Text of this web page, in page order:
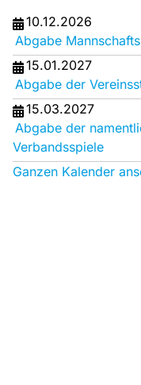
10.12.2026
Abgabe
15.01.2027
Abgabe der
15.03.2027
Abgabe der
Verbandsspiele
Ganzen Kalender